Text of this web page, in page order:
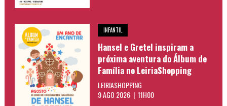
INFANTIL
Hansel e Gretel inspiram a
próxima aventura do Álbum de
Família no LeiriaShopping
LEIRIASHOPPING
9 AGO 2026 | 11H00